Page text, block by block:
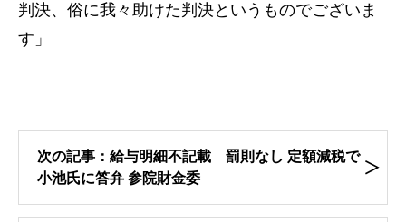
判決、俗に我々助けた判決というものでございま
す」
次の記事：給与明細不記載 罰則なし 定額減税で
小池氏に答弁 参院財金委